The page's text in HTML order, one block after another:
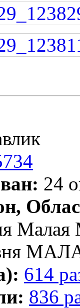
24
Малая
614
836